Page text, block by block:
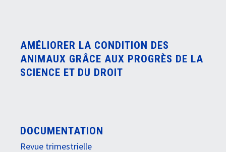
AMÉLIORER LA CONDITION DES
ANIMAUX GRÂCE AUX PROGRÈS DE LA
SCIENCE ET DU DROIT
DOCUMENTATION
Revue trimestrielle